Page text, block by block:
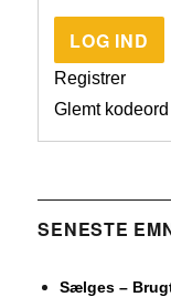
LOG IND
Registrer
Glemt kodeord
SENESTE
Sælges –